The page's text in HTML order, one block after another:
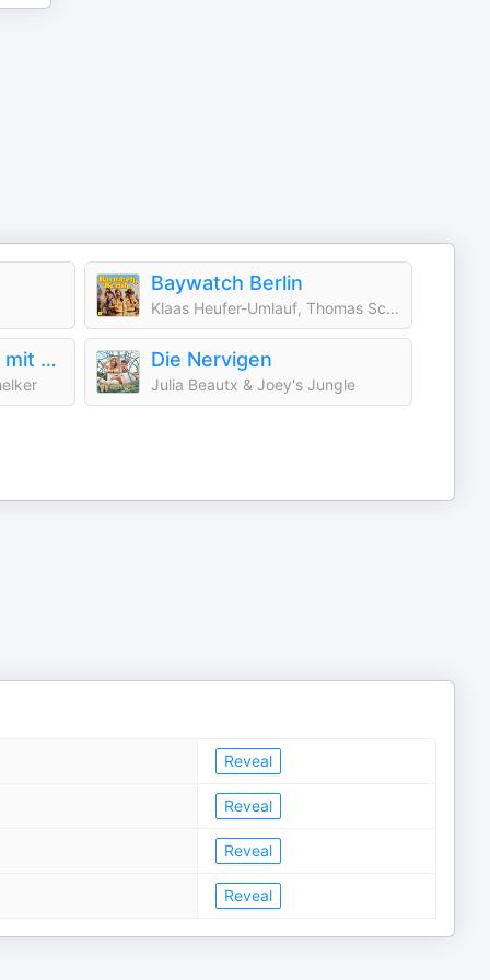
Baywatch Berlin
Klaas Heufer-Umlauf, Thomas Schmitt, Jakob Lundt & Studio Bummens
Die Sprechstunde – mit Moser & Schelker Die Nervigen
Julia Beautx & Joey's Jungle
Reveal
Reveal
Reveal
Reveal